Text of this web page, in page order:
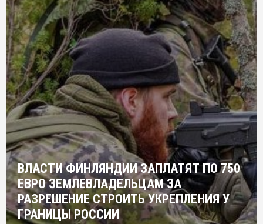
ВЛАСТИ ФИНЛЯНДИИ ЗАПЛАТЯТ ПО 750
ЕВРО ЗЕМЛЕВЛАДЕЛЬЦАМ ЗА
РАЗРЕШЕНИЕ СТРОИТЬ УКРЕПЛЕНИЯ У
ГРАНИЦЫ РОССИИ